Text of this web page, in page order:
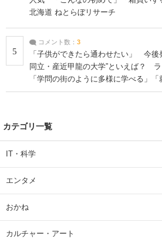
北海道 ねとらぼリサーチ
5
コメント数： 3
「子供ができたら通わせたい」 今後
同立・産近甲龍の大学”といえば？
「学問の街のように多様に学べる」「
| 大学 ねとらぼリサーチ
カテゴリ一覧
IT・科学
エンタメ
おかね
カルチャー・アート